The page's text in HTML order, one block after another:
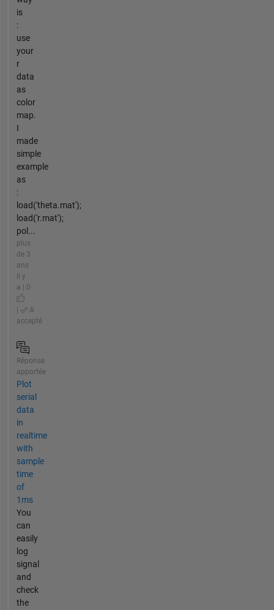
is
:
use
your
r
data
as
color
map.
I
made
simple
example
as
:
load('theta.mat');
load('r.mat');
pol...
plus
de 3
ans
il y
a | 0
A
accepté
Réponse
apportée
Plot
serial
data
in
realtime
with
sample
time
of
1ms
You
can
easily
log
signal
and
check
the